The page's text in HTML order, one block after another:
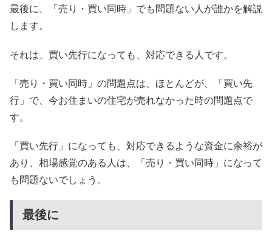
最後に、「売り・買い同時」でも問題ない人が誰かを解説
します。
それは、買い先行になっても、対応できる人です。
「売り・買い同時」の問題点は、ほとんどが、「買い先
行」で、今お住まいの住宅が売れなかった時の問題点で
す。
「買い先行」になっても、対応できるような資金に余裕が
あり、相場感覚のある人は、「売り・買い同時」になって
も問題ないでしょう。
最後に